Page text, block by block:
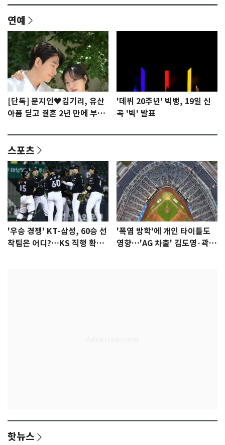
연예
[단독] 문지인♥김기리, 유산
아픔 딛고 결혼 2년 만에 부모
'데뷔 20주년' 빅뱅, 19일 신
곡 '빅' 발표
스포츠
'우승 경쟁' KT-삼성, 60승 선
착팀은 어디?…KS 직행 확률
'폭염 방학'에 개인 타이틀도
영향…'AG 차출' 김도영·곽빈
핫뉴스